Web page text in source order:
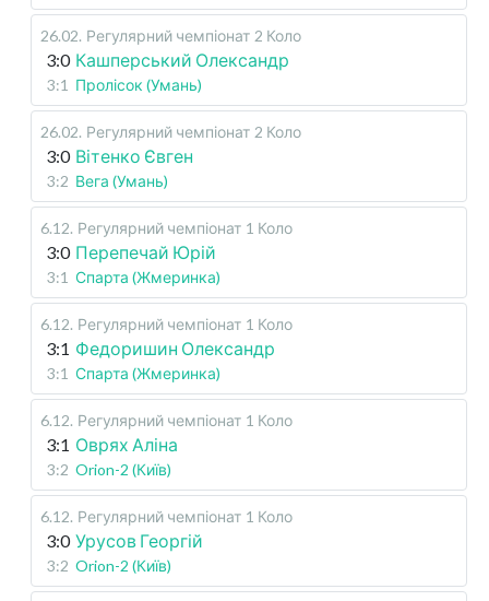
26.02. Регулярний чемпіонат 2 Коло
3:0 Кашперський Олександр
3:1 Пролісок (Умань)
26.02. Регулярний чемпіонат 2 Коло
3:0 Вітенко Євген
3:2 Вега (Умань)
6.12. Регулярний чемпіонат 1 Коло
3:0 Перепечай Юрій
3:1 Спарта (Жмеринка)
6.12. Регулярний чемпіонат 1 Коло
3:1 Федоришин Олександр
3:1 Спарта (Жмеринка)
6.12. Регулярний чемпіонат 1 Коло
3:1 Оврях Аліна
3:2 Orion-2 (Київ)
6.12. Регулярний чемпіонат 1 Коло
3:0 Урусов Георгій
3:2 Orion-2 (Київ)